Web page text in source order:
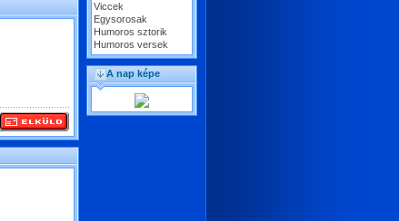
Viccek
Egysorosak
Humoros sztorik
Humoros versek
A nap képe